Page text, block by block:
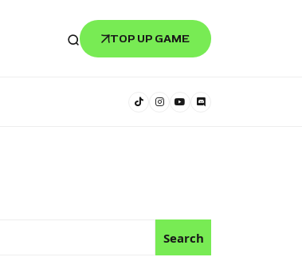
TOP UP GAME
Search